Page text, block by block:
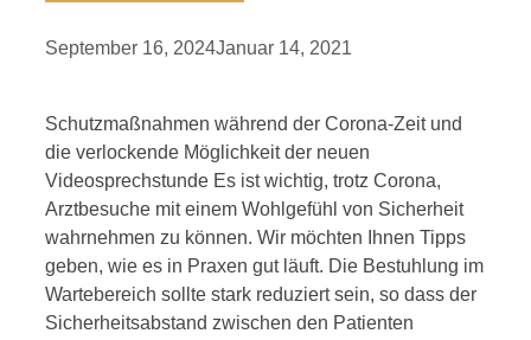
September 16, 2024Januar 14, 2021
Schutzmaßnahmen während der Corona-Zeit und
die verlockende Möglichkeit der neuen
Videosprechstunde Es ist wichtig, trotz Corona,
Arztbesuche mit einem Wohlgefühl von Sicherheit
wahrnehmen zu können. Wir möchten Ihnen Tipps
geben, wie es in Praxen gut läuft. Die Bestuhlung im
Wartebereich sollte stark reduziert sein, so dass der
Sicherheitsabstand zwischen den Patienten